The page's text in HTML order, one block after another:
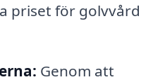
priset för golvvård
Genom att